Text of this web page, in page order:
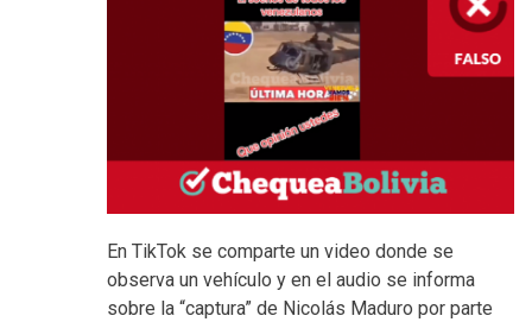
En TikTok se comparte un video donde se
observa un vehículo y en el audio se informa
sobre la “captura” de Nicolás Maduro por parte